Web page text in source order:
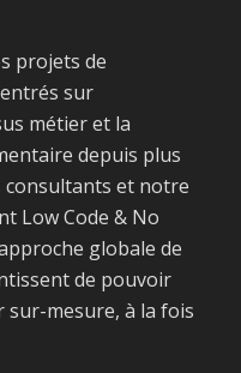
projets de
sur
métier et la
depuis plus
consultants et notre
Low Code & No
globale de
de pouvoir
sur-mesure, à la fois